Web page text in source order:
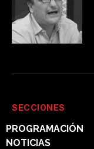
SECCIONES
PROGRAMACIÓN
NOTICIAS